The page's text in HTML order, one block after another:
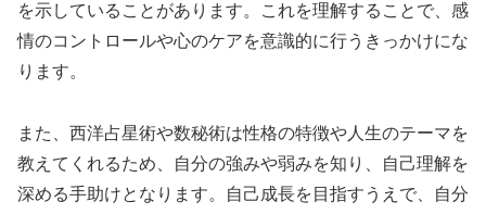
を示していることがあります。これを理解することで、感
情のコントロールや心のケアを意識的に行うきっかけにな
ります。
また、西洋占星術や数秘術は性格の特徴や人生のテーマを
教えてくれるため、自分の強みや弱みを知り、自己理解を
深める手助けとなります。自己成長を目指すうえで、自分